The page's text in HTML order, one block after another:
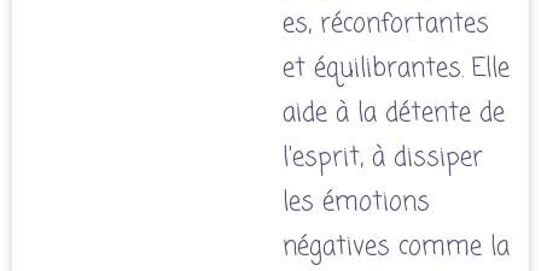
es, réconfortantes
et équilibrantes. Elle
aide à la détente de
l'esprit, à dissiper
les émotions
négatives comme la